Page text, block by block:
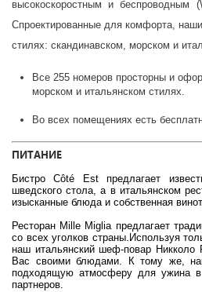
высокоскоростным и беспроводным
Спроектированные для комфорта,
стилях: скандинавском, морском и
Все 255 номеров просторны и
морском и итальянском стилях.
Во всех помещениях есть
ПИТАНИЕ
Бистро Côté Est предлагает
шведского стола, а в итальянском
изысканные блюда и собственная
Ресторан Mille Miglia предлагает
со всех уголков страны.Используя
наш итальянский шеф-повар Никколо
Вас своими блюдами. К тому же,
подходящую атмосферу для ужина в
партнеров.